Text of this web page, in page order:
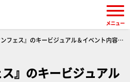
ンフェス』のキービジュアル＆イベント内容が
ス』のキービジュアル
メニュー